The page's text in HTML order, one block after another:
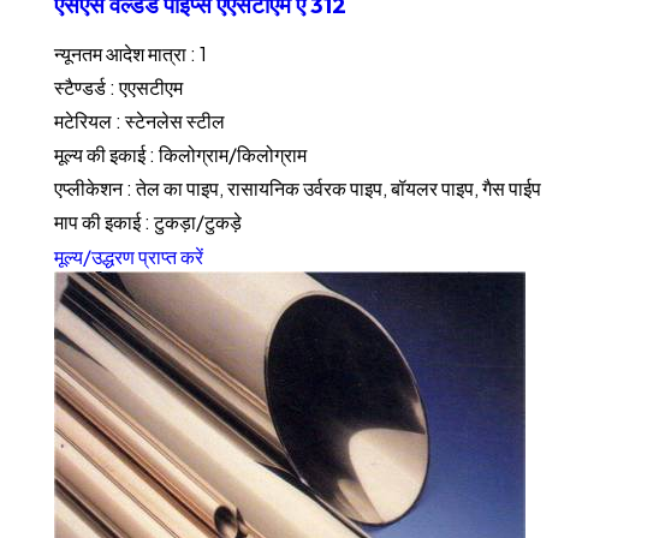
न्यूनतम आदेश मात्रा : 1
स्टैण्डर्ड : एएसटीएम
मटेरियल : स्टेनलेस स्टील
मूल्य की इकाई : किलोग्राम/किलोग्राम
एप्लीकेशन : तेल का पाइप, रासायनिक उर्वरक पाइप, बॉयलर पाइप, गैस पाईप
माप की इकाई : टुकड़ा/टुकड़े
मूल्य/उद्धरण प्राप्त करें